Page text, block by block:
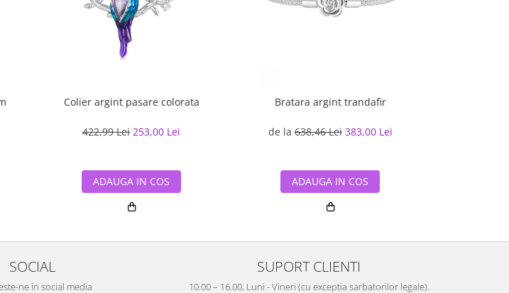
Colier argint pasare colorata
422,99 Lei 253,00 Lei
ADAUGA IN COS
Bratara argint trandafir
de la638,46 Lei 383,00 Lei
ADAUGA IN COS
SOCIAL
ne in social media
SUPORT CLIENTI
10.00 – 16.00, Luni - Vineri (cu exceptia sarbatorilor legale).